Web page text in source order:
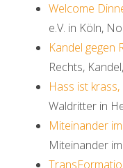
Welcome
e.V. in Köln,
Kandel gegen
Rechts,
Hass ist
Waldritter in
Miteinander
Miteinander